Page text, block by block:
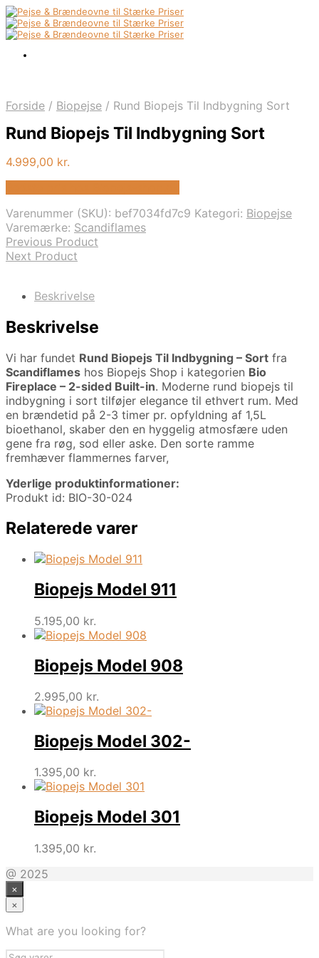
Forside / Biopejse / Rund Biopejs Til Indbygning Sort
Rund Biopejs Til Indbygning Sort
4.999,00 kr.
Varenummer (SKU): bef7034fd7c9 Kategori: Biopejse
Varemærke: Scandiflames
Previous Product
Next Product
Beskrivelse
Beskrivelse
Vi har fundet Rund Biopejs Til Indbygning – Sort fra
Scandiflames hos Biopejs Shop i kategorien Bio
Fireplace – 2-sided Built-in. Moderne rund biopejs til
indbygning i sort tilføjer elegance til ethvert rum. Med
en brændetid på 2-3 timer pr. opfyldning af 1,5L
bioethanol, skaber den en hyggelig atmosfære uden
gene fra røg, sod eller aske. Den sorte ramme
fremhæver flammernes farver,
Yderlige produktinformationer:
Produkt id: BIO-30-024
Relaterede varer
Biopejs Model 911
5.195,00 kr.
Biopejs Model 908
2.995,00 kr.
Biopejs Model 302-
1.395,00 kr.
Biopejs Model 301
1.395,00 kr.
@ 2025
×
×
What are you looking for?